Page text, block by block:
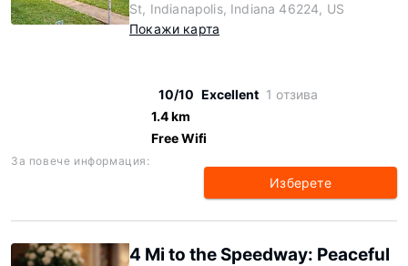
St, Indianapolis, Indiana 46224, US
Покажи карта
10/10 Excellent 1 отзива
1.4 km
Free Wifi
За повече информация:
Изберете
4 Mi to the Speedway: Peaceful